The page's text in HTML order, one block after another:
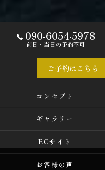
090-6054-5978
前日・当日の予約不可
ご予約はこちら
コンセプト
ギャラリー
ECサイト
お客様の声